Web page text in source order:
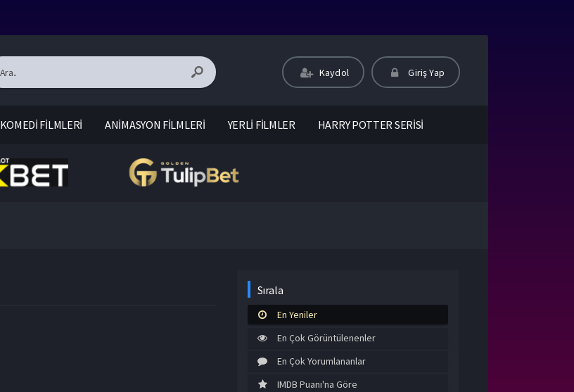
Kaydol Giriş Yap
KOMEDİ FİLMLERİ ANİMASYON FİLMLERİ YERLİ FİLMLER HARRY POTTER SERİSİ
Sırala
En Yeniler
En Çok Görüntülenenler
En Çok Yorumlananlar
IMDB Puanı'na Göre